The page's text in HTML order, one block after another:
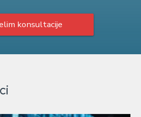
konsultacije